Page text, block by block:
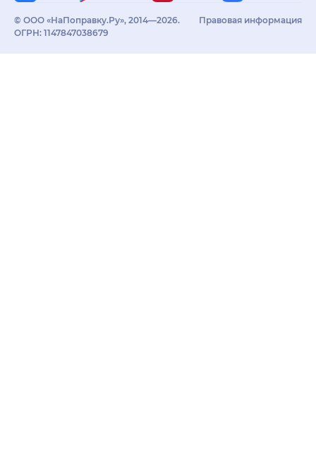
© ООО «НаПоправку.Ру», 2014—2026.
ОГРН: 1147847038679
Правовая информация